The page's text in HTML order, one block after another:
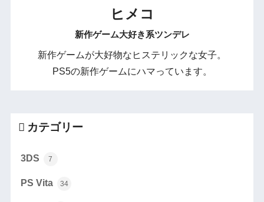
ヒメコ
新作ゲーム大好き系ツンデレ
新作ゲームが大好物なヒステリックな女子。
PS5の新作ゲームにハマっています。
カテゴリー
3DS 7
PS Vita 34